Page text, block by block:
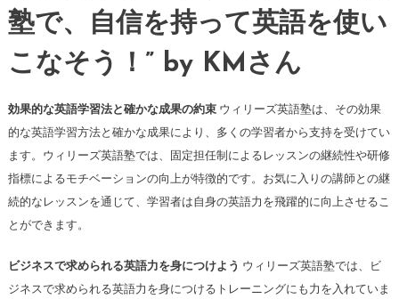
塾で、自信を持って英語を使い
こなそう！” by KMさん
効果的な英語学習法と確かな成果の約束ウィリーズ英語塾は、その効果
的な英語学習方法と確かな成果により、多くの学習者から支持を受けてい
ます。ウィリーズ英語塾では、固定担任制によるレッスンの継続性や研修
指標によるモチベーションの向上が特徴的です。お気に入りの講師との継
続的なレッスンを通じて、学習者は自身の英語力を飛躍的に向上させるこ
とができます。
ビジネスで求められる英語力を身につけよう ウィリーズ英語塾では、ビ
ジネスで求められる英語力を身につけるトレーニングにも力を入れていま